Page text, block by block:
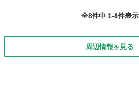
全8件中 1-8件表示
周辺情報を見る